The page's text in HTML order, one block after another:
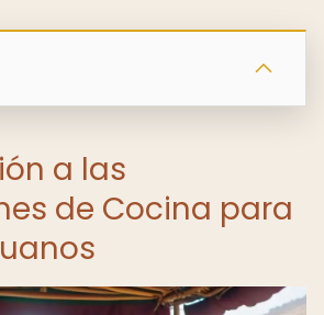
a las
de Cocina para